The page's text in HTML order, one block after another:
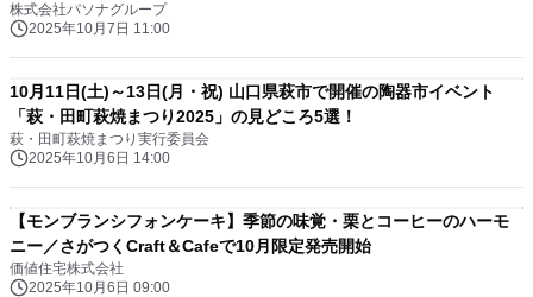
株式会社パソナグループ
2025年10月7日 11:00
10月11日(土)～13日(月・祝) 山口県萩市で開催の陶器市イベント
「萩・田町萩焼まつり2025」の見どころ5選！
萩・田町萩焼まつり実行委員会
2025年10月6日 14:00
【モンブランシフォンケーキ】季節の味覚・栗とコーヒーのハーモ
ニー／さがつくCraft＆Cafeで10月限定発売開始
価値住宅株式会社
2025年10月6日 09:00